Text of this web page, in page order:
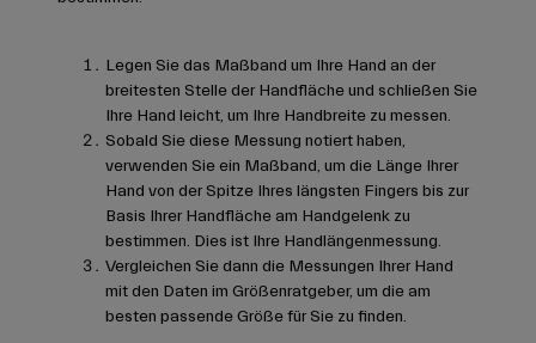
Legen Sie das Maßband um Ihre Hand an der
breitesten Stelle der Handfläche und schließen Sie
Ihre Hand leicht, um Ihre Handbreite zu messen.
Sobald Sie diese Messung notiert haben,
verwenden Sie ein Maßband, um die Länge Ihrer
Hand von der Spitze Ihres längsten Fingers bis zur
Basis Ihrer Handfläche am Handgelenk zu
bestimmen. Dies ist Ihre Handlängenmessung.
Vergleichen Sie dann die Messungen Ihrer Hand
mit den Daten im Größenratgeber, um die am
besten passende Größe für Sie zu finden.